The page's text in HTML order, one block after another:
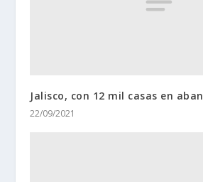
Jalisco, con 12 mil casas en
22/09/2021